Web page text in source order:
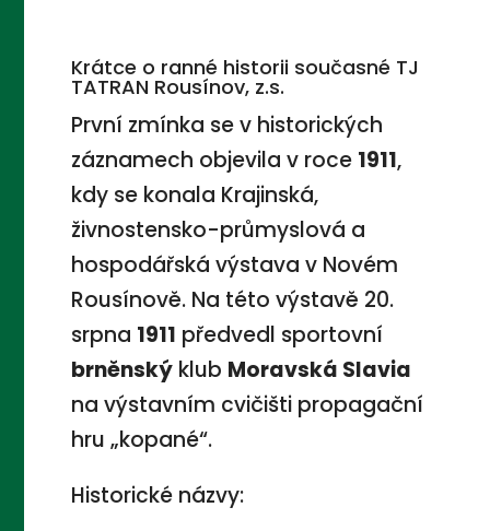
Krátce o ranné historii současné TJ
TATRAN Rousínov, z.s.
První zmínka se v historických
záznamech objevila v roce 1911,
kdy se konala Krajinská,
živnostensko-průmyslová a
hospodářská výstava v Novém
Rousínově. Na této výstavě 20.
srpna 1911 předvedl sportovní
brněnskýklub Moravská Slavia
na výstavním cvičišti propagační
hru „kopané“.
Historické názvy: